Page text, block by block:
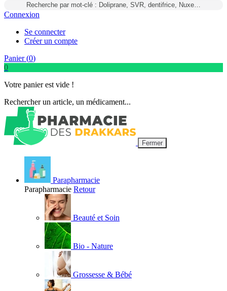
Recherche par mot-clé : Doliprane, SVR, dentifrice, Nuxe…
Connexion
Se connecter
Créer un compte
Panier (0)
0
Votre panier est vide !
Rechercher un article, un médicament...
Fermer
Parapharmacie
Parapharmacie Retour
Beauté et Soin
Bio - Nature
Grossesse & Bébé